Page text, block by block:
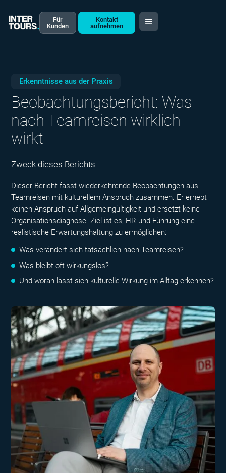
Für
Kunden
Kontakt
aufnehmen
Erkenntnisse aus der Praxis
Beobachtungsbericht: Was
nach Teamreisen wirklich
wirkt
Zweck dieses Berichts
Dieser Bericht fasst wiederkehrende Beobachtungen aus
Teamreisen mit kulturellem Anspruch zusammen. Er erhebt
keinen Anspruch auf Allgemeingültigkeit und ersetzt keine
Organisationsdiagnose. Ziel ist es, HR und Führung eine
realistische Erwartungshaltung zu ermöglichen:
Was verändert sich tatsächlich nach Teamreisen?
Was bleibt oft wirkungslos?
Und woran lässt sich kulturelle Wirkung im Alltag erkennen?